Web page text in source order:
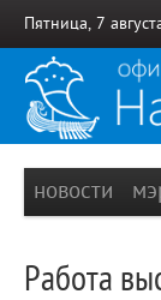
Пятница, 7
новости
Работа